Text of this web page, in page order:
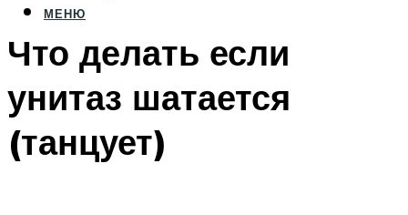
МЕНЮ
Что делать если
унитаз шатается
(танцует)